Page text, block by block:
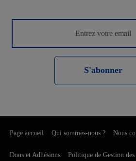
S'abonner
Page accueil Qui sommes-nous ? Nous
Dons et Adhésions Politique de Gestion